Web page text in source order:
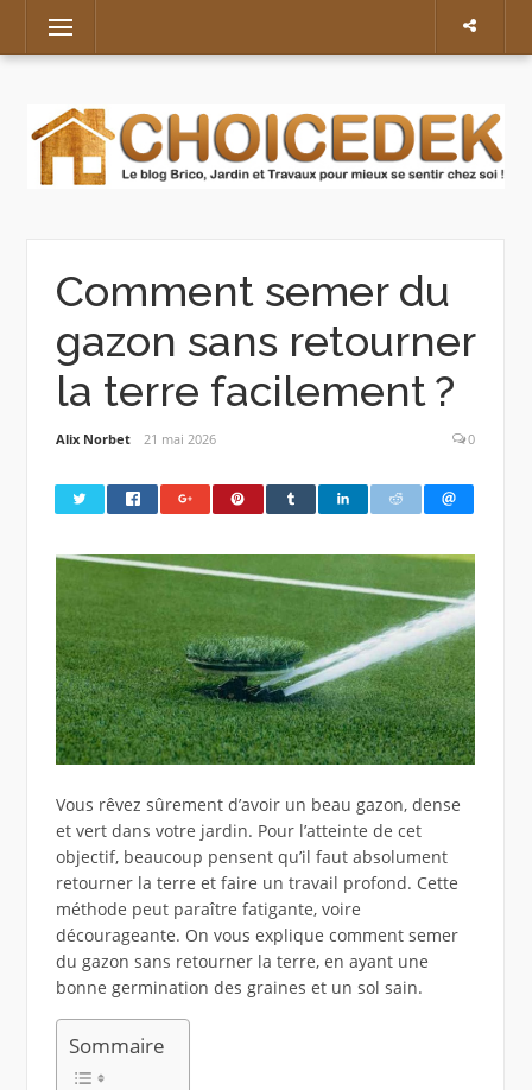
content
Menu
Comment semer du
gazon sans retourner
la terre facilement ?
Alix Norbet 21 mai 2026 0
Vous rêvez sûrement d’avoir un beau gazon, dense
et vert dans votre jardin. Pour l’atteinte de cet
objectif, beaucoup pensent qu’il faut absolument
retourner la terre et faire un travail profond. Cette
méthode peut paraître fatigante, voire
décourageante. On vous explique comment semer
du gazon sans retourner la terre, en ayant une
bonne germination des graines et un sol sain.
Sommaire